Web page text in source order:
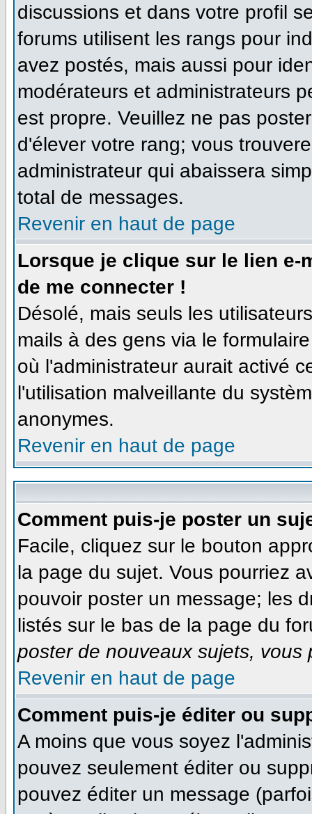
discussions et dans votre profil
forums utilisent les rangs pour
avez postés, mais aussi pour
modérateurs et administrateurs
est propre. Veuillez ne pas
d'élever votre rang; vous
administrateur qui abaissera
total de messages.
Revenir en haut de page
Lorsque je clique sur le lien e-
de me connecter !
Désolé, mais seuls les
mails à des gens via le
où l'administrateur aurait activé
l'utilisation malveillante du
anonymes.
Revenir en haut de page
Comment puis-je poster un
Facile, cliquez sur le bouton
la page du sujet. Vous pourriez
pouvoir poster un message; les
listés sur le bas de la page du
poster de nouveaux sujets, vous
Revenir en haut de page
Comment puis-je éditer ou
A moins que vous soyez
pouvez seulement éditer ou
pouvez éditer un message